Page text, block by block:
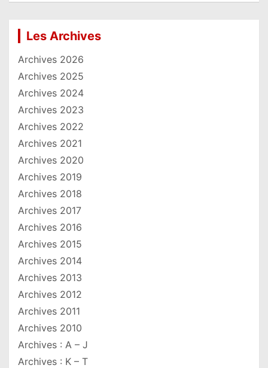
Les Archives
Archives 2026
Archives 2025
Archives 2024
Archives 2023
Archives 2022
Archives 2021
Archives 2020
Archives 2019
Archives 2018
Archives 2017
Archives 2016
Archives 2015
Archives 2014
Archives 2013
Archives 2012
Archives 2011
Archives 2010
Archives : A – J
Archives : K – T